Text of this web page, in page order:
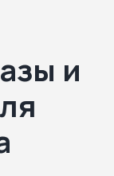
и